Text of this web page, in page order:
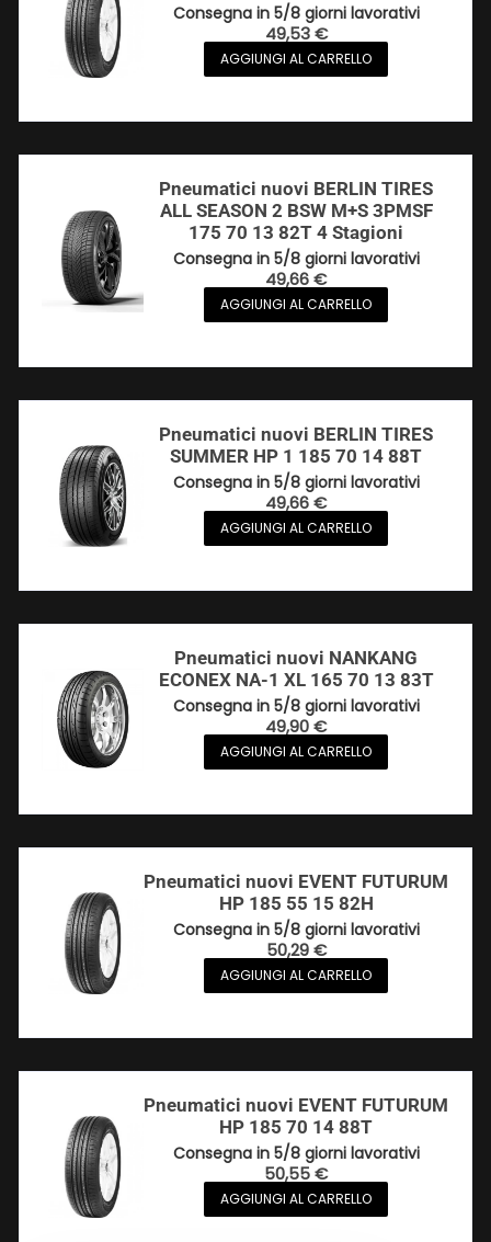
Consegna in 5/8 giorni lavorativi
49,53€
AGGIUNGI AL CARRELLO
Pneumatici nuovi BERLIN TIRES
ALL SEASON 2 BSW M+S 3PMSF
175 70 13 82T 4 Stagioni
Consegna in 5/8 giorni lavorativi
49,66€
AGGIUNGI AL CARRELLO
Pneumatici nuovi BERLIN TIRES
SUMMER HP 1 185 70 14 88T
Consegna in 5/8 giorni lavorativi
49,66€
AGGIUNGI AL CARRELLO
Pneumatici nuovi NANKANG
ECONEX NA-1 XL 165 70 13 83T
Consegna in 5/8 giorni lavorativi
49,90€
AGGIUNGI AL CARRELLO
Pneumatici nuovi EVENT FUTURUM
HP 185 55 15 82H
Consegna in 5/8 giorni lavorativi
50,29€
AGGIUNGI AL CARRELLO
Pneumatici nuovi EVENT FUTURUM
HP 185 70 14 88T
Consegna in 5/8 giorni lavorativi
50,55€
AGGIUNGI AL CARRELLO